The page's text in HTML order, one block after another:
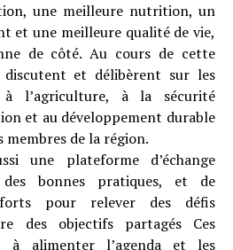
une meilleure nutrition, un
et une meilleure qualité de vie,
de côté. Au cours de cette
discutent et délibèrent sur les
à l’agriculture, à la sécurité
et au développement durable
membres de la région.
une plateforme d’échange
des bonnes pratiques, et de
pour relever des défis
des objectifs partagés Ces
à alimenter l’agenda et les